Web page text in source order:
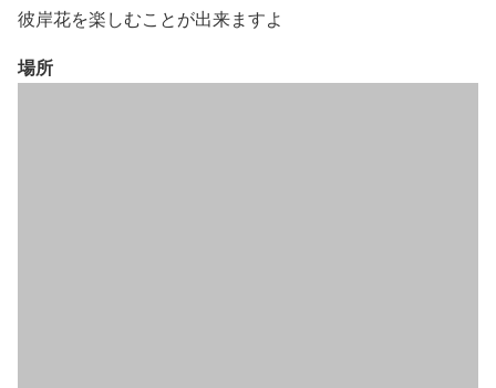
彼岸花を楽しむことが出来ますよ
場所